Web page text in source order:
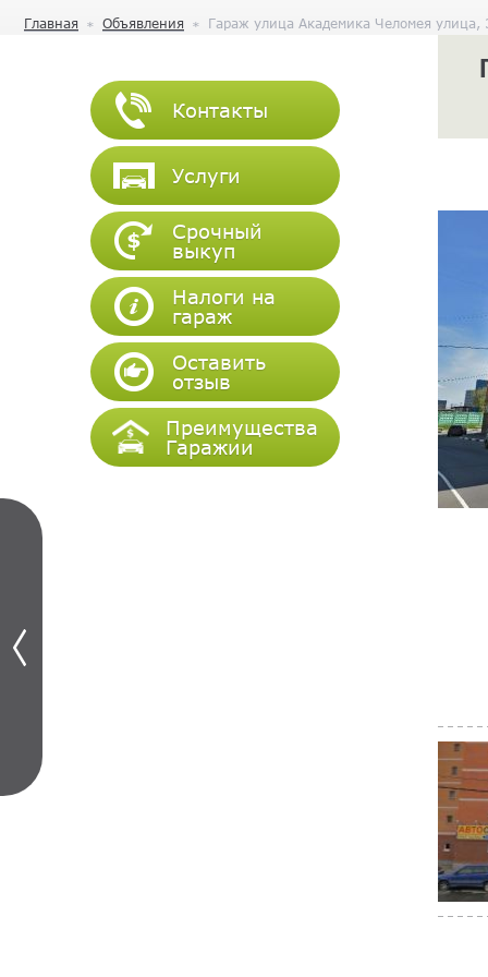
Главная Объявления Гараж улица Академика Челомея
Контакты
Услуги
Срочный
выкуп
Налоги на
гараж
Оставить
отзыв
Преимущества
Гаражии